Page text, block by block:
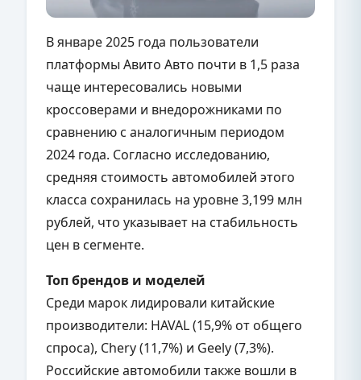
В январе 2025 года пользователи
платформы Авито Авто почти в 1,5 раза
чаще интересовались новыми
кроссоверами и внедорожниками по
сравнению с аналогичным периодом
2024 года. Согласно исследованию,
средняя стоимость автомобилей этого
класса сохранилась на уровне 3,199 млн
рублей, что указывает на стабильность
цен в сегменте.
Топ брендов и моделей
Среди марок лидировали китайские
производители: HAVAL (15,9% от общего
спроса), Chery (11,7%) и Geely (7,3%).
Российские автомобили также вошли в